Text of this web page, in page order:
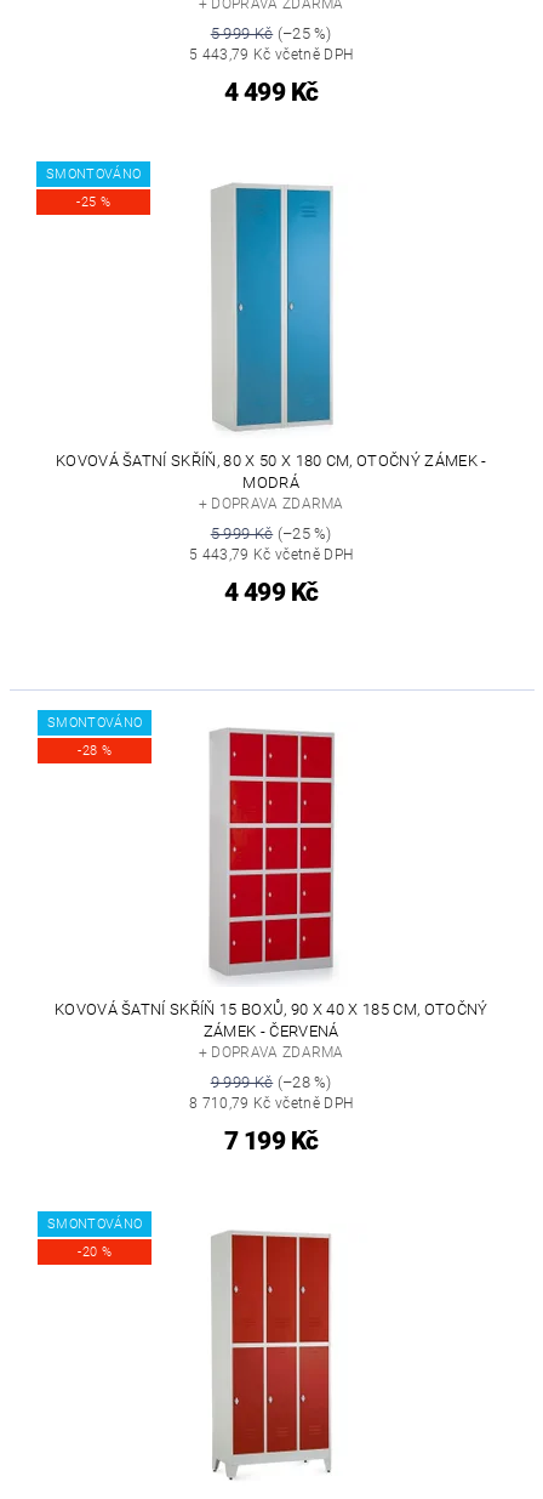
5 999 Kč(–25 %)
5 443,79 Kč včetně DPH
4 499 Kč
SMONTOVÁNO
-25 %
KOVOVÁ ŠATNÍ SKŘÍŇ, 80 X 50 X 180 CM, OTOČNÝ ZÁMEK -
MODRÁ
+ DOPRAVA ZDARMA
5 999 Kč(–25 %)
5 443,79 Kč včetně DPH
4 499 Kč
SMONTOVÁNO
-28 %
KOVOVÁ ŠATNÍ SKŘÍŇ 15 BOXŮ, 90 X 40 X 185 CM, OTOČNÝ
ZÁMEK - ČERVENÁ
+ DOPRAVA ZDARMA
9 999 Kč(–28 %)
8 710,79 Kč včetně DPH
7 199 Kč
SMONTOVÁNO
-20 %